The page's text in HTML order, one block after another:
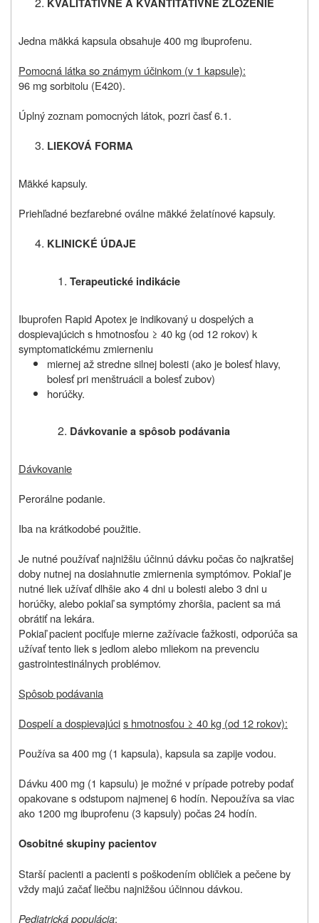
KVALITATÍVNE A KVANTITATÍVNE ZLOŽENIE
Jedna mäkká kapsula obsahuje 400 mg ibuprofenu.
Pomocná látka so známym účinkom (v 1 kapsule):
96 mg sorbitolu (E420).
Úplný zoznam pomocných látok, pozri časť 6.1.
LIEKOVÁ FORMA
Mäkké kapsuly.
Priehľadné bezfarebné oválne mäkké želatínové kapsuly.
KLINICKÉ ÚDAJE
Terapeutické indikácie
Ibuprofen Rapid Apotex je indikovaný u dospelých a
dospievajúcich s hmotnosťou ≥ 40 kg (od 12 rokov) k
symptomatickému zmierneniu
miernej až stredne silnej bolesti (ako je bolesť hlavy,
bolesť pri menštruácii a bolesť zubov)
horúčky.
Dávkovanie a spôsob podávania
Dávkovanie
Perorálne podanie.
Iba na krátkodobé použitie.
Je nutné používať najnižšiu účinnú dávku počas čo najkratšej
doby nutnej na dosiahnutie zmiernenia symptómov. Pokiaľ je
nutné liek užívať dlhšie ako 4 dni u bolesti alebo 3 dni u
horúčky, alebo pokiaľ sa symptómy zhoršia, pacient sa má
obrátiť na lekára.
Pokiaľ pacient pociťuje mierne zažívacie ťažkosti, odporúča sa
užívať tento liek s jedlom alebo mliekom na prevenciu
gastrointestinálnych problémov.
Spôsob podávania
Dospelí a dospievajúcis hmotnosťou ≥ 40 kg (od 12 rokov):
Používa sa 400 mg (1 kapsula), kapsula sa zapije vodou.
Dávku 400 mg (1 kapsulu) je možné v prípade potreby podať
opakovane s odstupom najmenej 6 hodín. Nepoužíva sa viac
ako 1200 mg ibuprofenu (3 kapsuly) počas 24 hodín.
Osobitné skupiny pacientov
Starší pacienti a pacienti s poškodením obličiek a pečene by
vždy majú začať liečbu najnižšou účinnou dávkou.
Pediatrická populácia: